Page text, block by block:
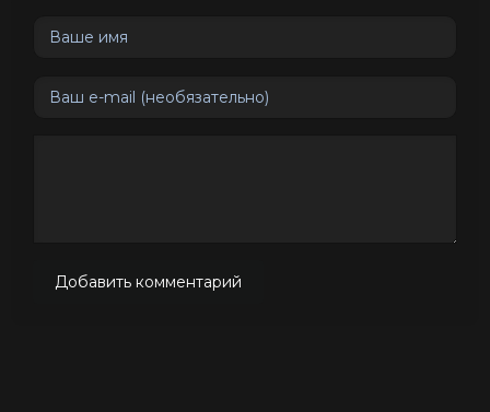
Добавить комментарий